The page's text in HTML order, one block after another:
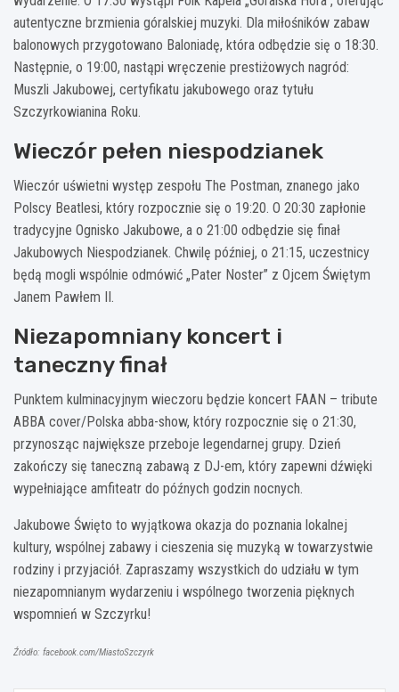
autentyczne brzmienia góralskiej muzyki. Dla miłośników zabaw
balonowych przygotowano Baloniadę, która odbędzie się o 18:30.
Następnie, o 19:00, nastąpi wręczenie prestiżowych nagród:
Muszli Jakubowej, certyfikatu jakubowego oraz tytułu
Szczyrkowianina Roku.
Wieczór pełen niespodzianek
Wieczór uświetni występ zespołu The Postman, znanego jako
Polscy Beatlesi, który rozpocznie się o 19:20. O 20:30 zapłonie
tradycyjne Ognisko Jakubowe, a o 21:00 odbędzie się finał
Jakubowych Niespodzianek. Chwilę później, o 21:15, uczestnicy
będą mogli wspólnie odmówić „Pater Noster” z Ojcem Świętym
Janem Pawłem II.
Niezapomniany koncert i
taneczny finał
Punktem kulminacyjnym wieczoru będzie koncert FAAN – tribute
ABBA cover/Polska abba-show, który rozpocznie się o 21:30,
przynosząc największe przeboje legendarnej grupy. Dzień
zakończy się taneczną zabawą z DJ-em, który zapewni dźwięki
wypełniające amfiteatr do późnych godzin nocnych.
Jakubowe Święto to wyjątkowa okazja do poznania lokalnej
kultury, wspólnej zabawy i cieszenia się muzyką w towarzystwie
rodziny i przyjaciół. Zapraszamy wszystkich do udziału w tym
niezapomnianym wydarzeniu i wspólnego tworzenia pięknych
wspomnień w Szczyrku!
Źródło: facebook.com/MiastoSzczyrk